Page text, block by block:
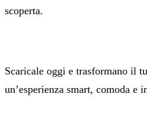
scoperta.
Scaricale oggi e trasformano il
un’esperienza smart, comoda e